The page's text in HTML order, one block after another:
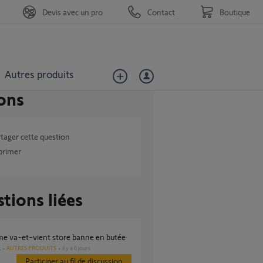
Autres produits
Devis avec un pro Contact Boutique
cette question
liées
va-et-vient store banne en butée
AUTRES PRODUITS il y a 6 jours
Participer au fil de discussion